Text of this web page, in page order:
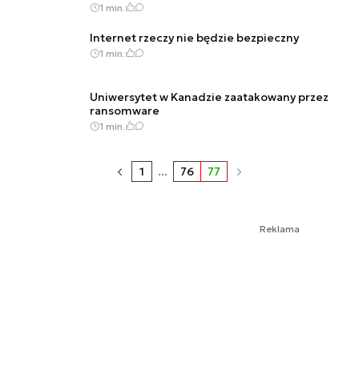
1 min.
Internet rzeczy nie będzie bezpieczny
1 min.
Uniwersytet w Kanadzie zaatakowany przez
ransomware
1 min.
1 ... 76 77
Reklama